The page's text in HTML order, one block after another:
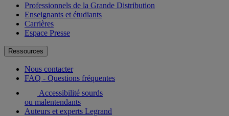
Professionnels de la Grande Distribution
Enseignants et étudiants
Carrières
Espace Presse
Ressources
Nous contacter
FAQ - Questions fréquentes
Accessibilité sourds
ou malentendants
Auteurs et experts Legrand